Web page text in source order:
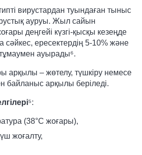
вирустардан туындаған тыныс
ауруы. Жыл сайын
деңгейі күзгі-қысқы кезеңде
сәйкес, ересектердің 5-10% және
ауырады⁶.
арқылы – жөтелу, түшкіру немесе
байланыс арқылы беріледі.
⁵:
(38°C жоғары),
жоғалту,